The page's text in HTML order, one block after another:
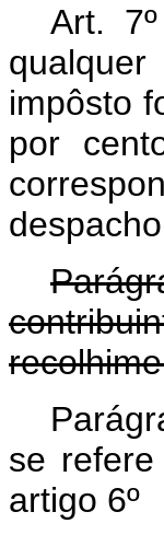
Art.
impôsto
por
se
artigo